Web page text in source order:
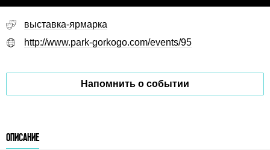
выставка-ярмарка
http://www.park-gorkogo.com/events/95
Напомнить о событии
ОПИСАНИЕ